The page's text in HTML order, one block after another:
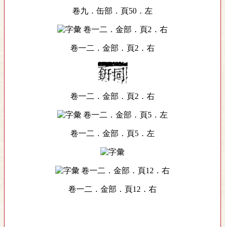
卷九．缶部．頁50．左
卷一二．金部．頁2．右
卷一二．金部．頁2．右
卷一二．金部．頁5．左
卷一二．金部．頁12．右